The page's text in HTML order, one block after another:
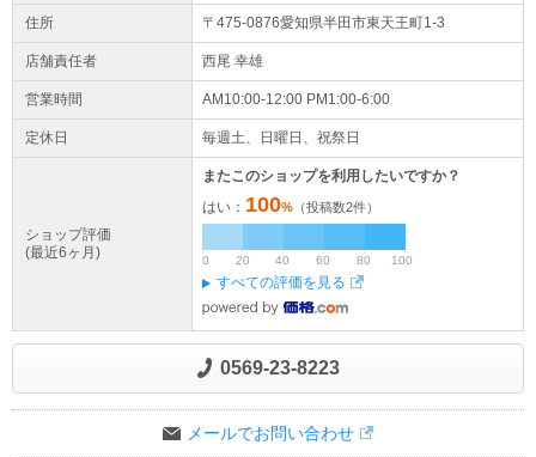
住所 〒475-0876愛知県半田市東天王町1-3
店舗責任者 西尾 幸雄
営業時間 AM10:00-12:00 PM1:00-6:00
定休日 毎週土、日曜日、祝祭日
ショップ評価
(最近6ヶ月)
またこのショップを利用したいですか？
はい： 100% （投稿数2件）
0 20 40 60 80 100
すべての評価を見る
0569-23-8223
メールでお問い合わせ